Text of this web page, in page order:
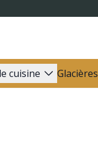
cuisine Glacières